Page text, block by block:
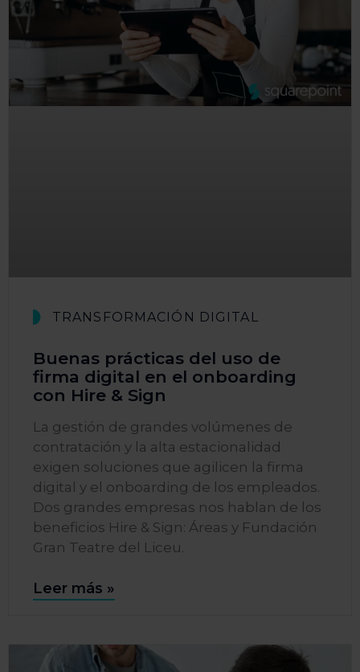
TRANSFORMACIÓN DIGITAL
Buenas prácticas del uso de
firma digital en el onboarding
con Hire & Sign
La gestión de grandes volúmenes de
contratación y la alta estacionalidad
exigen soluciones que agilicen la firma
digital y el onboarding de los empleados.
Dos grandes empresas nos hablan de los
beneficios Hire & Sign: Áreas y Fundación
Gran Teatre del Liceu.
Leer más »